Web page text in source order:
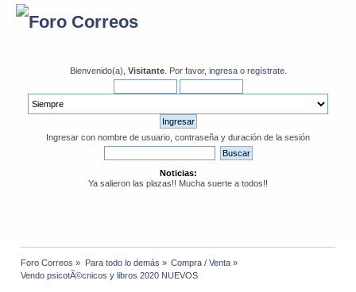
Bienvenido(a), Visitante. Por favor, ingresao regístrate.
Ingresar con nombre de usuario, contraseña y duración de la sesión
Noticias:
Ya salieron las plazas!! Mucha suerte a todos!!
Foro Correos » Para todo lo demás » Compra / Venta»
Vendo psicotÃ©cnicos y libros 2020 NUEVOS